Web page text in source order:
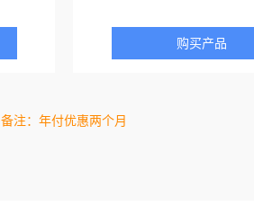
购买产品
备注：年付优惠两个月